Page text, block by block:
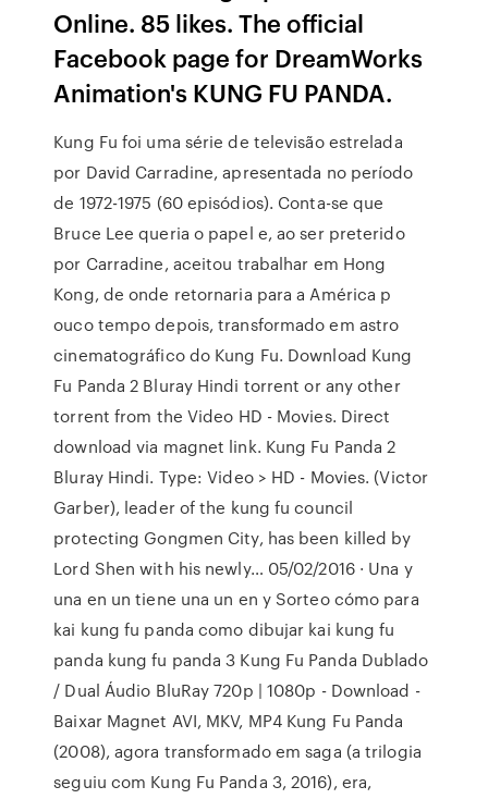
Online. 85 likes. The official
Facebook page for DreamWorks
Animation's KUNG FU PANDA.
Kung Fu foi uma série de televisão estrelada
por David Carradine, apresentada no período
de 1972-1975 (60 episódios). Conta-se que
Bruce Lee queria o papel e, ao ser preterido
por Carradine, aceitou trabalhar em Hong
Kong, de onde retornaria para a América p
ouco tempo depois, transformado em astro
cinematográfico do Kung Fu. Download Kung
Fu Panda 2 Bluray Hindi torrent or any other
torrent from the Video HD - Movies. Direct
download via magnet link. Kung Fu Panda 2
Bluray Hindi. Type: Video > HD - Movies. (Victor
Garber), leader of the kung fu council
protecting Gongmen City, has been killed by
Lord Shen with his newly… 05/02/2016 · Una y
una en un tiene una un en y Sorteo cómo para
kai kung fu panda como dibujar kai kung fu
panda kung fu panda 3 Kung Fu Panda Dublado
/ Dual Áudio BluRay 720p | 1080p - Download -
Baixar Magnet AVI, MKV, MP4 Kung Fu Panda
(2008), agora transformado em saga (a trilogia
seguiu com Kung Fu Panda 3, 2016), era,